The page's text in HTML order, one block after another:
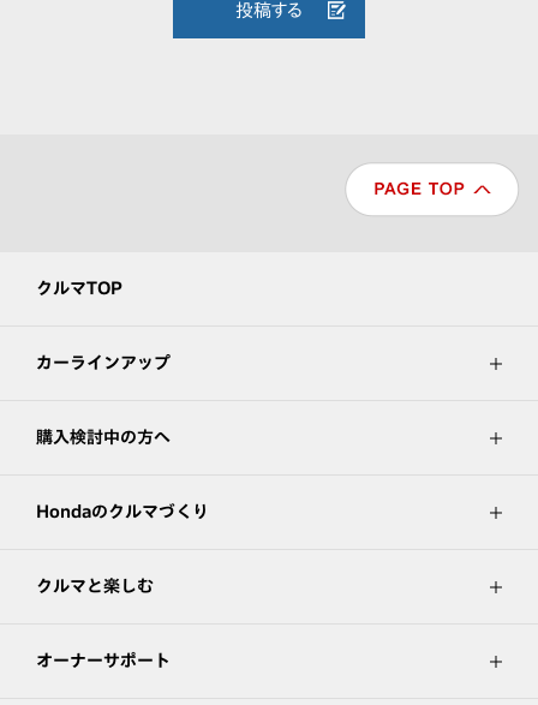
投稿する
クルマTOP
カーラインアップ
購入検討中の方へ
Hondaのクルマづくり
クルマと楽しむ
オーナーサポート